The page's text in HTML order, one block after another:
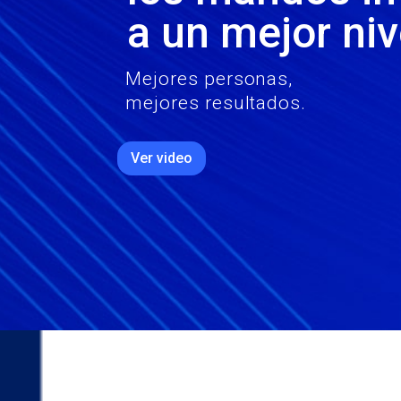
a un mejor
Mejores personas,
mejores resultados.
Ver video